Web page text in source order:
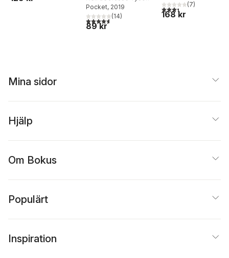
Pocket, 2019
4,6utav 5 stjärnor. Totalt antal röster:
(14)
89 kr
3,4utav 5 stjärnor.
(7)
168 kr
Mina sidor
Hjälp
Om Bokus
Populärt
Inspiration